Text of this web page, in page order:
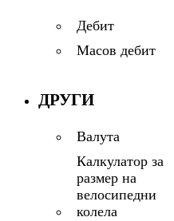
Дебит
Масов дебит
ДРУГИ
Валута
Калкулатор за
размер на
велосипедни
колела